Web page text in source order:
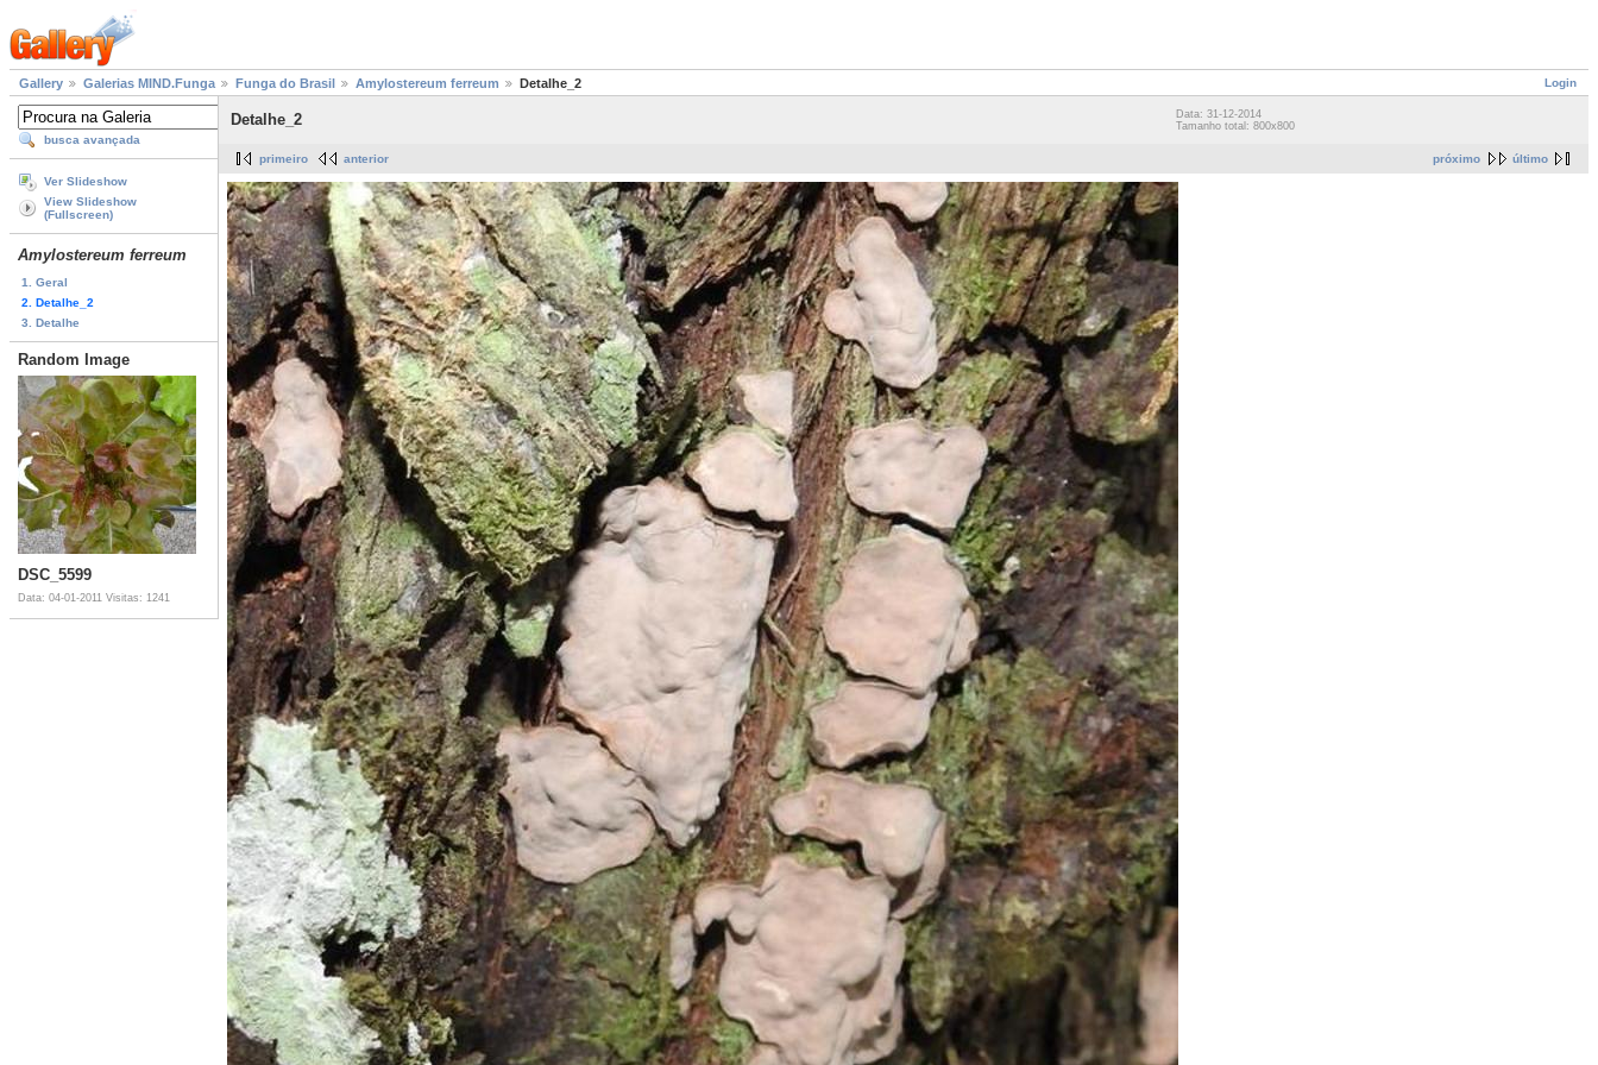
Login
Gallery Galerias MIND.Funga Funga do Brasil Amylostereum ferreum Detalhe_2
busca avançada
Ver Slideshow
View Slideshow
(Fullscreen)
Amylostereum ferreum
1. Geral
2. Detalhe_2
3. Detalhe
Random Image
DSC_5599
Data: 04-01-2011 Visitas: 1241
Detalhe_2
Data: 31-12-2014
Tamanho total: 800x800
próximo último
primeiro anterior